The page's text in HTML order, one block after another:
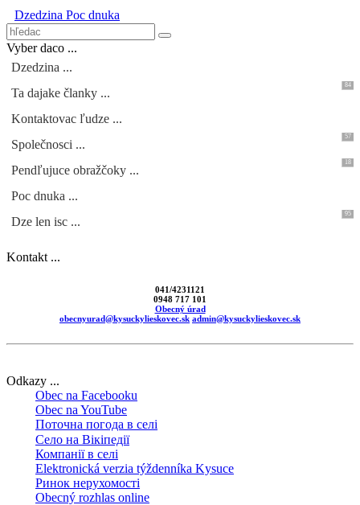
Dzedzina Poc dnuka
Vyber daco ...
Dzedzina ...
Ta dajake članky ...
84
Kontaktovac ľudze ...
Společnosci ...
57
Pendľujuce obražčoky ...
18
Poc dnuka ...
Dze len isc ...
95
Kontakt ...
041/4231121
0948 717 101
Obecný úrad
obecnyurad@kysuckylieskovec.sk admin@kysuckylieskovec.sk
Odkazy ...
Obec na Facebooku
Obec na YouTube
Поточна погода в селі
Село на Вікіпедії
Компанії в селі
Elektronická verzia týždenníka Kysuce
Ринок нерухомості
Obecný rozhlas online